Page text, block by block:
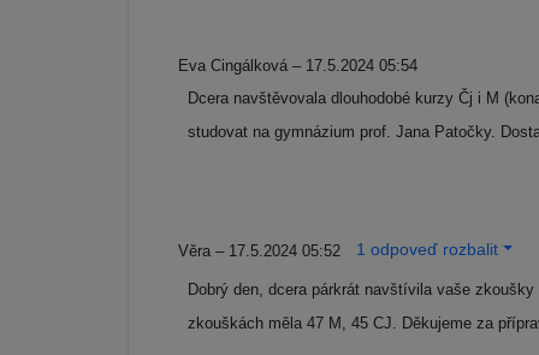
Eva Cingálková – 17.5.2024 05:54
Dcera navštěvovala dlouhodobé kurzy Čj i M
studovat na gymnázium prof. Jana Patočky.
Věra – 17.5.2024 05:52 1 odpoveď rozbalit
Dobrý den, dcera párkrát navštívila vaše
zkouškách měla 47 M, 45 CJ. Děkujeme za